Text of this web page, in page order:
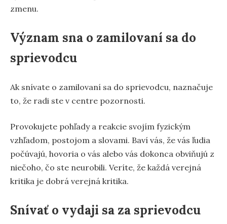
zmenu.
Význam sna o zamilovaní sa do
sprievodcu
Ak snívate o zamilovaní sa do sprievodcu, naznačuje
to, že radi ste v centre pozornosti.
Provokujete pohľady a reakcie svojím fyzickým
vzhľadom, postojom a slovami. Baví vás, že vás ľudia
počúvajú, hovoria o vás alebo vás dokonca obviňujú z
niečoho, čo ste neurobili. Veríte, že každá verejná
kritika je dobrá verejná kritika.
Snívať o vydaji sa za sprievodcu